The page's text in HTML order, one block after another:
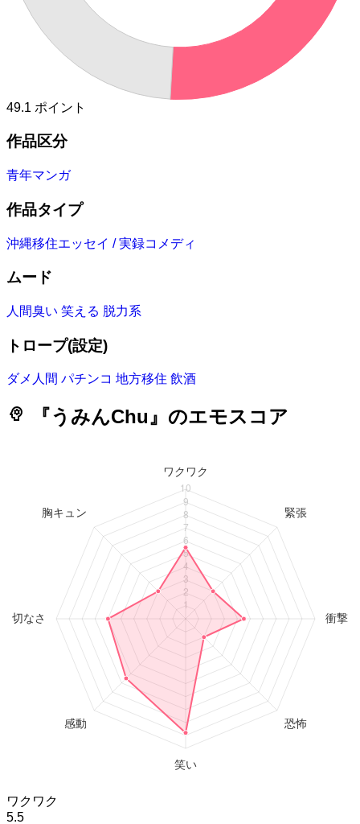
49.1 ポイント
作品区分
青年マンガ
作品タイプ
沖縄移住エッセイ / 実録コメディ
ムード
人間臭い 笑える 脱力系
トロープ(設定)
ダメ人間 パチンコ 地方移住 飲酒
psychology 『うみんChu』のエモスコア
ワクワク
5.5